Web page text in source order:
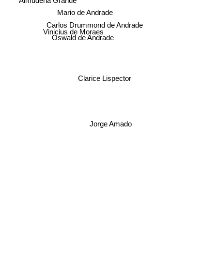
Mario de Andrade
Oswald de Andrade
Carlos Drummond de Andrade
Clarice Lispector
Vinicius de Moraes
Jorge Amado